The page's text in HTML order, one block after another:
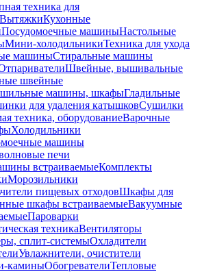
техника для
ВытяжкиКухонные
Посудомоечные машиныНастольные
Мини-холодильникиТехника для ухода
машиныСтиральные машины
Швейные, вышивальные
швейные
машины, шкафыГладильные
для удаления катышковСушилки
техника, оборудованиеВарочные
Холодильники
машины
печи
встраиваемыеКомплекты
Морозильники
пищевых отходовШкафы для
шкафы встраиваемыеВакуумные
Пароварки
техникаВентиляторы
сплит-системыОхладители
Увлажнители, очистители
каминыОбогревателиТепловые